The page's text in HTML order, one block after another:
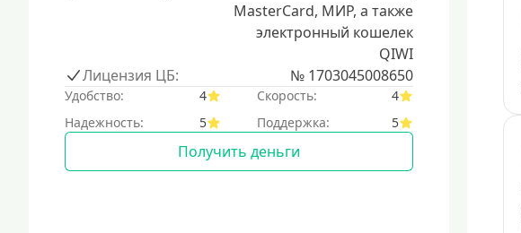
MasterCard, МИР, а также
электронный кошелек
QIWI
Лицензия ЦБ:
№ 1703045008650
Удобство: 4 Скорость:
4
Надежность:
5 Поддержка: 5
Получить деньги